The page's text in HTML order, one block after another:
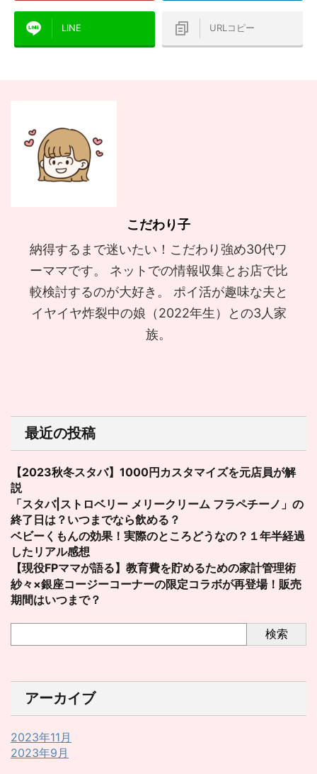
LINE URLコピー
こだわり子
納得するまで迷いたい！こだわり強め30代ワ
ーママです。 ネットでの情報収集とお店で比
較検討するのが大好き。 ポイ活が趣味な夫と
イヤイヤ炸裂中の娘（2022年生）との3人家
族。
最近の投稿
【2023秋冬スタバ】1000円カスタマイズを元店員が解
説
「スタバ|ストロベリー メリークリーム フラペチーノ」の
終了日は？いつまでなら飲める？
ベビーくもんの効果！実際のところどうなの？１年半経過
したリアル感想
【現役FPママが語る】教育費を貯めるための家計管理術
紗々×銀座コージーコーナーの限定コラボが再登場！販売
期間はいつまで？
検索
アーカイブ
2023年11月
2023年9月